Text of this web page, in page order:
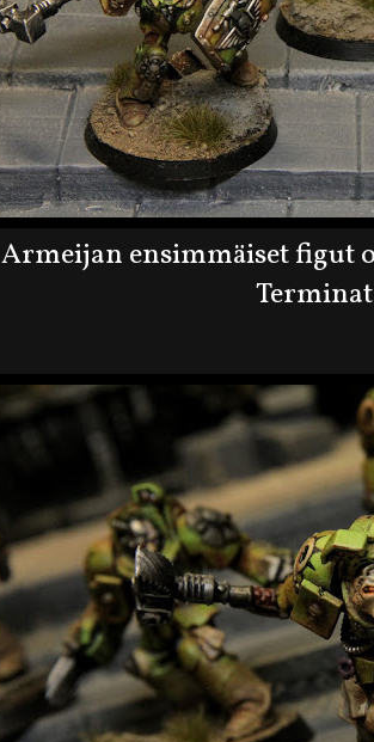
Armeijan ensimmäiset figut